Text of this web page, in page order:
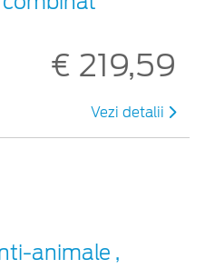
€ 219,59
Vezi detalii
animale ,